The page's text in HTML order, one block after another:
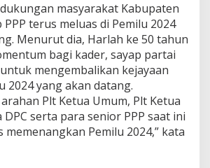
masyarakat Kabupaten
terus meluas di Pemilu 2024
Menurut dia, Harlah ke 50 tahun
bagi kader, sayap partai
mengembalikan kejayaan
2024 yang akan datang.
Plt Ketua Umum, Plt Ketua
DPC serta para senior PPP saat ini
Pemilu 2024,” kata